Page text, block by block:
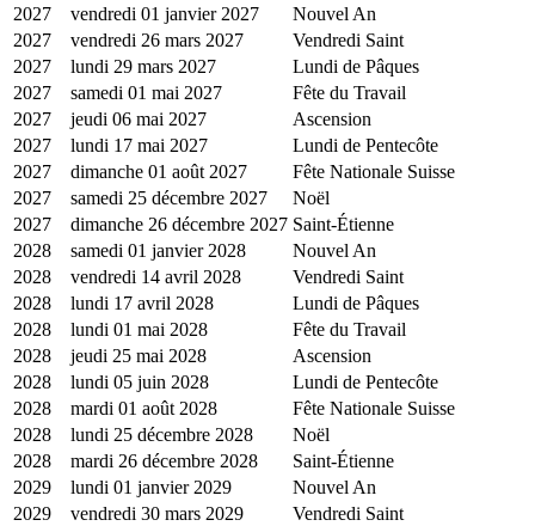
2027
vendredi 01 janvier 2027
Nouvel An
2027
vendredi 26 mars 2027
Vendredi Saint
2027
lundi 29 mars 2027
Lundi de Pâques
2027
samedi 01 mai 2027
Fête du Travail
2027
jeudi 06 mai 2027
Ascension
2027
lundi 17 mai 2027
Lundi de Pentecôte
2027
dimanche 01 août 2027
Fête Nationale Suisse
2027
samedi 25 décembre 2027
Noël
2027
dimanche 26 décembre 2027 Saint-Étienne
2028
samedi 01 janvier 2028
Nouvel An
2028
vendredi 14 avril 2028
Vendredi Saint
2028
lundi 17 avril 2028
Lundi de Pâques
2028
lundi 01 mai 2028
Fête du Travail
2028
jeudi 25 mai 2028
Ascension
2028
lundi 05 juin 2028
Lundi de Pentecôte
2028
mardi 01 août 2028
Fête Nationale Suisse
2028
lundi 25 décembre 2028
Noël
2028
mardi 26 décembre 2028
Saint-Étienne
2029
lundi 01 janvier 2029
Nouvel An
2029
vendredi 30 mars 2029
Vendredi Saint